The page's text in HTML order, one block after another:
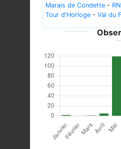
Marais de Condette -
Tour d'Horloge - Val du